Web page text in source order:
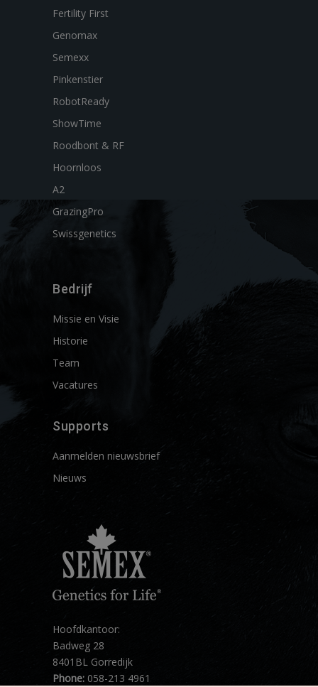
Fertility First
Genomax
Semexx
Pinkenstier
RobotReady
ShowTime
Roodbont & RF
Hoornloos
A2
GrazingPro
Swissgenetics
Bedrijf
Missie en Visie
Historie
Team
Vacatures
Supports
Aanmelden nieuwsbrief
Nieuws
Hoofdkantoor:
Badweg 28
8401BL Gorredijk
Phone: 058-213 4961